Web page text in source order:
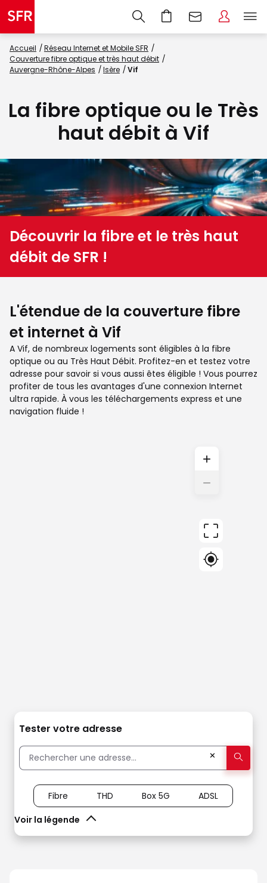
Accueil
Réseau Internet et Mobile SFR
Couverture fibre optique et très haut débit
Auvergne-Rhône-Alpes
Isère Vif
La fibre optique ou le Très
haut débit à Vif
Découvrir la fibre et le très haut
débit de SFR !
L'étendue de la couverture fibre
et internet à Vif
A Vif, de nombreux logements sont éligibles à la fibre
optique ou au Très Haut Débit. Profitez-en et testez votre
adresse pour savoir si vous aussi êtes éligible ! Vous pourrez
profiter de tous les avantages d'une connexion Internet
ultra rapide. À vous les téléchargements express et une
navigation fluide !
+
−
Tester votre adresse
✕
Voir la légende
Fibre THD Box 5G ADSL